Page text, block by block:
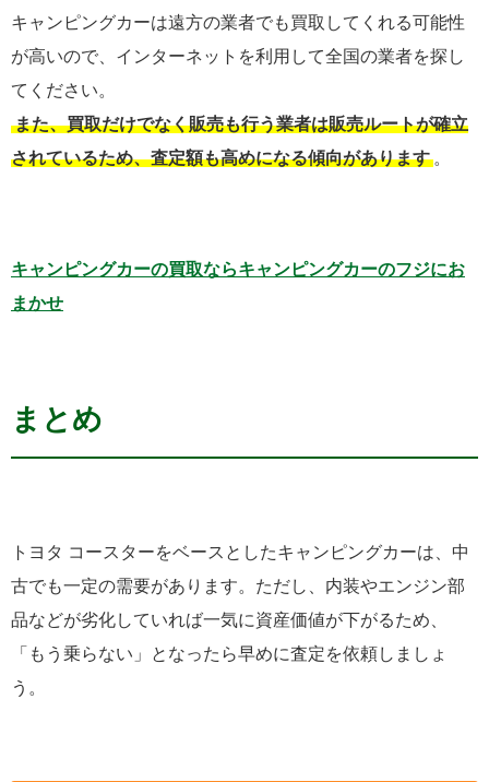
キャンピングカーは遠方の業者でも買取してくれる可能性
が高いので、インターネットを利用して全国の業者を探し
てください。
また、買取だけでなく販売も行う業者は販売ルートが確立
されているため、査定額も高めになる傾向があります 。
キャンピングカーの買取ならキャンピングカーのフジにお
まかせ
まとめ
トヨタ コースターをベースとしたキャンピングカーは、中
古でも一定の需要があります。ただし、内装やエンジン部
品などが劣化していれば一気に資産価値が下がるため、
「もう乗らない」となったら早めに査定を依頼しましょ
う。